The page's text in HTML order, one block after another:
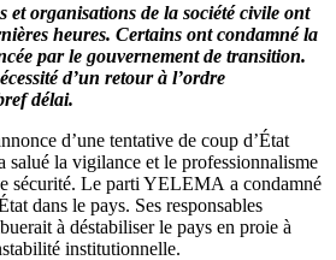
et organisations de la société civile ont
heures. Certains ont condamné la
par le gouvernement de transition.
d’un retour à l’ordre
délai.
d’une tentative de coup d’État
la vigilance et le professionnalisme
sécurité. Le parti YELEMA a condamné
dans le pays. Ses responsables
à déstabiliser le pays en proie à
institutionnelle.